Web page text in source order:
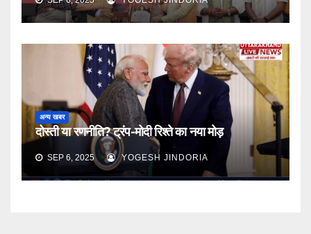
अन्य खबर
दोस्ती या रणनीति? ट्रंप-मोदी रिश्ते का नया मोड़
SEP 6, 2025 YOGESH JINDORIA